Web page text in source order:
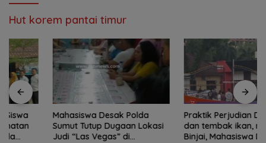
Hut korem pantai timur
Mahasiswa Desak Polda
Sumut Tutup Dugaan Lokasi
Judi “Las Vegas” di
Praktik Perjudian Dadu putar
dan tembak ikan, marak di
Binjai, Mahasiswa Desak